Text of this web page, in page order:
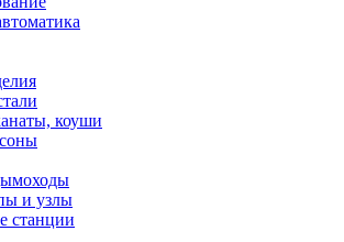
коуши
и узлы
станции